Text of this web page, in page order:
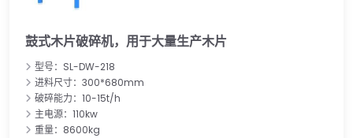
鼓式木片破碎机，用于大量生产木片
型号：SL-DW-218
进料尺寸：300*680mm
破碎能力：10-15t/h
主电源：110kw
重量：8600kg